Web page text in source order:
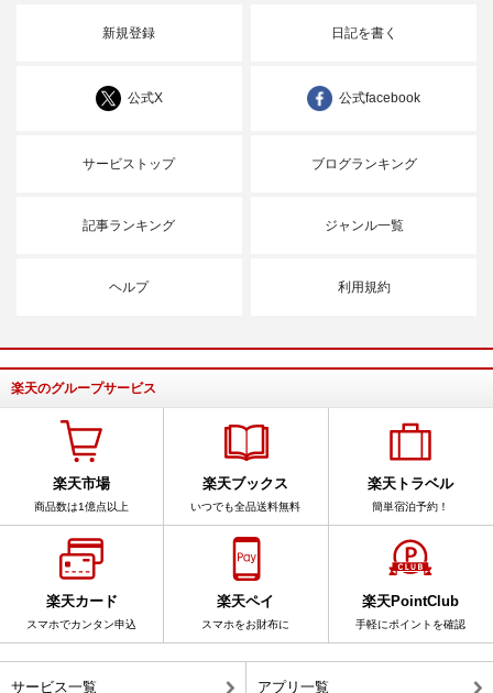
新規登録 日記を書く
公式X 公式facebook
サービストップ ブログランキング
記事ランキング ジャンル一覧
ヘルプ 利用規約
楽天のグループサービス
楽天市場
商品数は1億点以上
楽天ブックス
いつでも全品送料無料
楽天トラベル
簡単宿泊予約！
楽天カード
スマホでカンタン申込
楽天ペイ
スマホをお財布に
楽天PointClub
手軽にポイントを確認
サービス一覧 アプリ一覧